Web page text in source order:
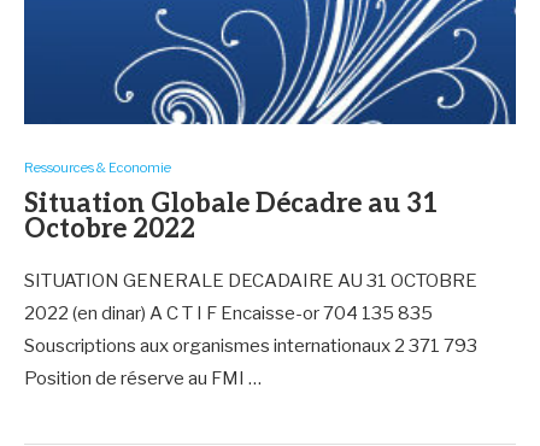
Ressources & Economie
Situation Globale Décadre au 31
Octobre 2022
SITUATION GENERALE DECADAIRE AU 31 OCTOBRE
2022 (en dinar) A C T I F Encaisse-or 704 135 835
Souscriptions aux organismes internationaux 2 371 793
Position de réserve au FMI …